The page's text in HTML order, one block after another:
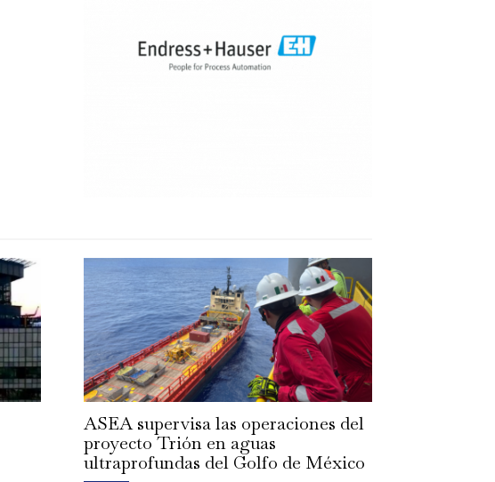
ASEA supervisa las operaciones del
proyecto Trión en aguas
ultraprofundas del Golfo de México